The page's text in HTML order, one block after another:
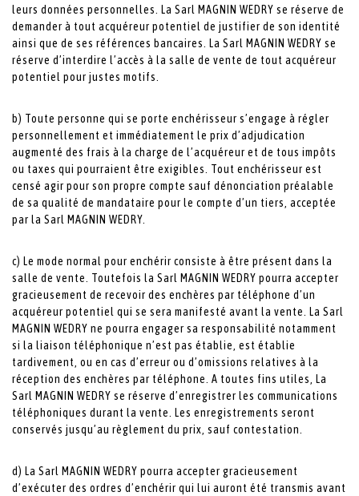
leurs données personnelles. La Sarl MAGNIN WEDRY se réserve de
demander à tout acquéreur potentiel de justifier de son identité
ainsi que de ses références bancaires. La Sarl MAGNIN WEDRY se
réserve d’interdire l’accès à la salle de vente de tout acquéreur
potentiel pour justes motifs.
b) Toute personne qui se porte enchérisseur s’engage à régler
personnellement et immédiatement le prix d’adjudication
augmenté des frais à la charge de l’acquéreur et de tous impôts
ou taxes qui pourraient être exigibles. Tout enchérisseur est
censé agir pour son propre compte sauf dénonciation préalable
de sa qualité de mandataire pour le compte d’un tiers, acceptée
par la Sarl MAGNIN WEDRY.
c) Le mode normal pour enchérir consiste à être présent dans la
salle de vente. Toutefois la Sarl MAGNIN WEDRY pourra accepter
gracieusement de recevoir des enchères par téléphone d’un
acquéreur potentiel qui se sera manifesté avant la vente. La Sarl
MAGNIN WEDRY ne pourra engager sa responsabilité notamment
si la liaison téléphonique n’est pas établie, est établie
tardivement, ou en cas d’erreur ou d’omissions relatives à la
réception des enchères par téléphone. A toutes fins utiles, La
Sarl MAGNIN WEDRY se réserve d’enregistrer les communications
téléphoniques durant la vente. Les enregistrements seront
conservés jusqu’au règlement du prix, sauf contestation.
d) La Sarl MAGNIN WEDRY pourra accepter gracieusement
d’exécuter des ordres d’enchérir qui lui auront été transmis avant